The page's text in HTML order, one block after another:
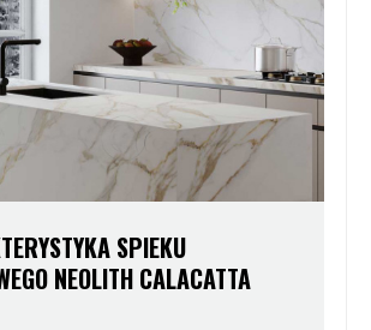
SPIEKU
NEOLITH CALACATTA